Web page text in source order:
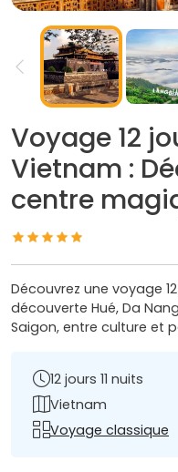
Voyage 12
Vietnam :
centre
Découvrez une voyage
découverte Hué, Da
Saigon, entre culture et
12 jours 11 nuits
Vietnam
Voyage classique